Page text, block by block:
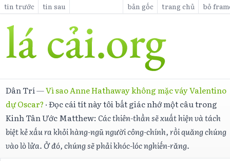
tin trước tin sau bản gốc trang chủ bỏ
Dân Trí—Vì sao Anne Hathaway không mặc váy Valentino
dự Oscar? ·Đọc cái tít này tôi bất giác nhớ một câu trong
Kinh Tân Ước Matthew: Các thiên-thần sẽ xuất hiện và tách
biệt kẻ xấu ra khỏi hàng-ngũ người công-chính, rồi quăng chúng
vào lò lửa. Ở đó, chúng sẽ phải khóc-lóc nghiến-răng.